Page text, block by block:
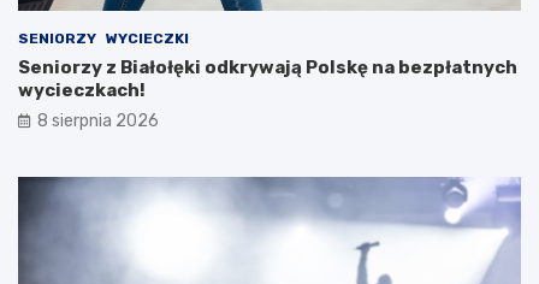
SENIORZY WYCIECZKI
Seniorzy z Białołęki odkrywają Polskę na bezpłatnych
wycieczkach!
8 sierpnia 2026